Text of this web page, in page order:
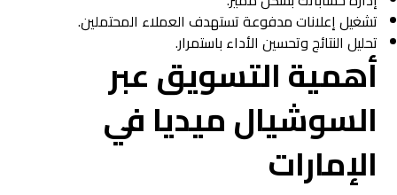
تشغيل إعلانات مدفوعة تستهدف العملاء المحتملين.
تحليل النتائج وتحسين الأداء باستمرار.
أهمية التسويق عبر
السوشيال ميديا في
الإمارات